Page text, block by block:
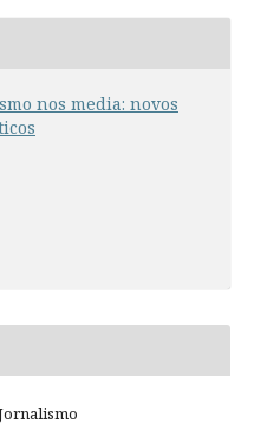
nos media: novos